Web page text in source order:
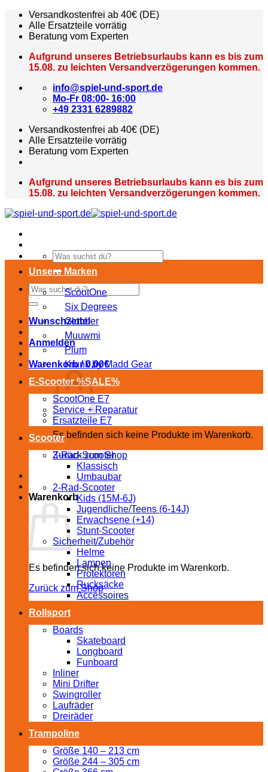
Zum
Inhalt
springen
Versandkostenfrei ab 40€ (DE)
Alle Ersatzteile vorrätig
Beratung vom Experten
Aufgrund unseres Betriebsurlaubs kann es bis zum
15.08. zu leichten Versandverzögerungen kommen.
info@spiel-und-sport.de
Mo-Fr 08:00- 16:00
+49 2331 6289882
Versandkostenfrei ab 40€ (DE)
Alle Ersatzteile vorrätig
Beratung vom Experten
Aufgrund unseres Betriebsurlaubs kann es bis zum
15.08. zu leichten Versandverzögerungen kommen.
Suchen
nach:
Suchen
nach:
Wunschzettel
Anmelden
Warenkorb /0,00€
Es befinden sich keine Produkte im Warenkorb.
Zurück zum Shop
Warenkorb
Es befinden sich keine Produkte im Warenkorb.
Zurück zum Shop
Unsere Marken
ScootOne
Six Degrees
Globber
Muuwmi
Plum
Krunk by Madd Gear
E-Scooter %SALE%
ScootOne E7
Service + Reparatur
Ersatzteile E7
Scooter
3-Rad-Scooter
Klassisch
Umbaubar
2-Rad-Scooter
Kids (15M-6J)
Jugendliche/Teens (6-14J)
Erwachsene (+14)
Stunt-Scooter
Sicherheit/Zubehör
Helme
Lampen
Protektoren
Rucksäcke
Accessoires
Rollsport
Boards
Skateboard
Longboard
Funboard
Inliner
Mini Drifter
Swingroller
Laufräder
Dreiräder
Trampoline
Größe 140 – 213 cm
Größe 244 – 305 cm